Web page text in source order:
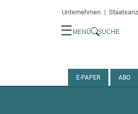
Unternehmen
☰ MENÜ SUCHE
E-PAPER ABO